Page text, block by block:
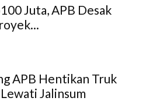
Juta, APB Desak
APB Hentikan Truk
Jalinsum